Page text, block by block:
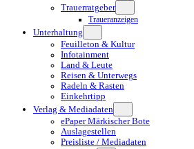
Trauerratgeber
Traueranzeigen
Unterhaltung
Feuilleton & Kultur
Infotainment
Land & Leute
Reisen & Unterwegs
Radeln & Rasten
Einkehrtipp
Verlag & Mediadaten
ePaper Märkischer Bote
Auslagestellen
Preisliste / Mediadaten